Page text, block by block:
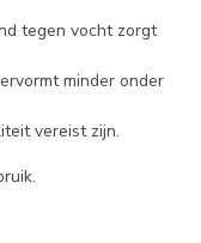
tegen vocht zorgt
minder onder
vereist zijn.